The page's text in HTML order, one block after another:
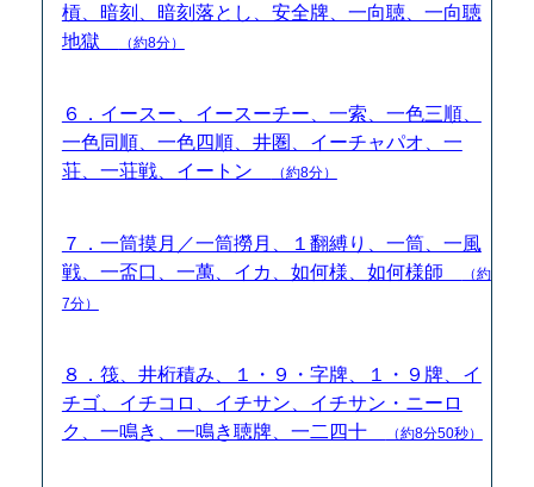
槓、暗刻、暗刻落とし、安全牌、一向聴、一向聴
地獄
（約8分）
６．イースー、イースーチー、一索、一色三順、
一色同順、一色四順、井圏、イーチャパオ、一
荘、一荘戦、イートン
（約8分）
７．一筒摸月／一筒撈月、１翻縛り、一筒、一風
戦、一盃口、一萬、イカ、如何様、如何様師
（約
7分）
８．筏、井桁積み、１・９・字牌、１・９牌、イ
チゴ、イチコロ、イチサン、イチサン・ニーロ
ク、一鳴き、一鳴き聴牌、一二四十
（約8分50秒）